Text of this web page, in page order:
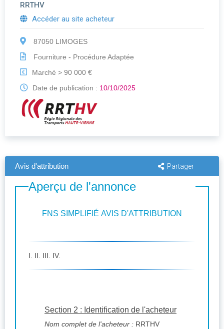
RRTHV
Accéder au site acheteur
87050 LIMOGES
Fourniture - Procédure Adaptée
€
Marché > 90 000 €
Date de publication : 10/10/2025
Avis d'attribution Partager
Aperçu de l'annonce
FNS SIMPLIFIÉ AVIS D'ATTRIBUTION
I. II. III. IV.
Section 2 : Identification de l'acheteur
Nom complet de l'acheteur : RRTHV